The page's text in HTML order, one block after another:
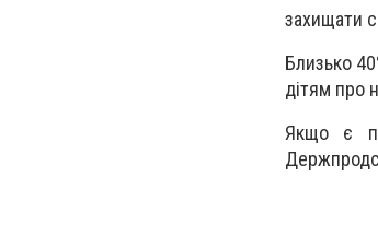
захищати
Близько
дітям про
Якщо є